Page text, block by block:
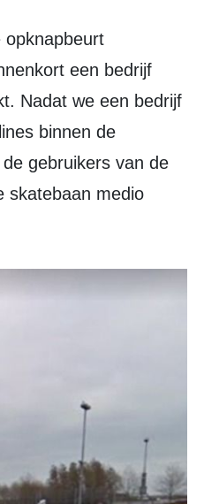
een bedrijf
Nadat we een bedrijf
binnen de
gebruikers van de
skatebaan medio